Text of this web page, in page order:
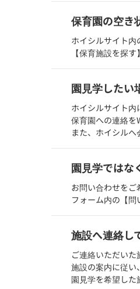
保育園の空き
ホイシルサイト内
【保育施設を探
園見学したい
ホイシルサイト内
保育園への連絡を
また、ホイシルへ
園見学ではな
お問い合わせをご
フォーム内の【問
施設へ連絡し
ご連絡いただいた
施設の案内に従い
園見学を希望し